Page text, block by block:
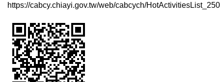
https://cabcy.chiayi.gov.tw/web/cabcych/